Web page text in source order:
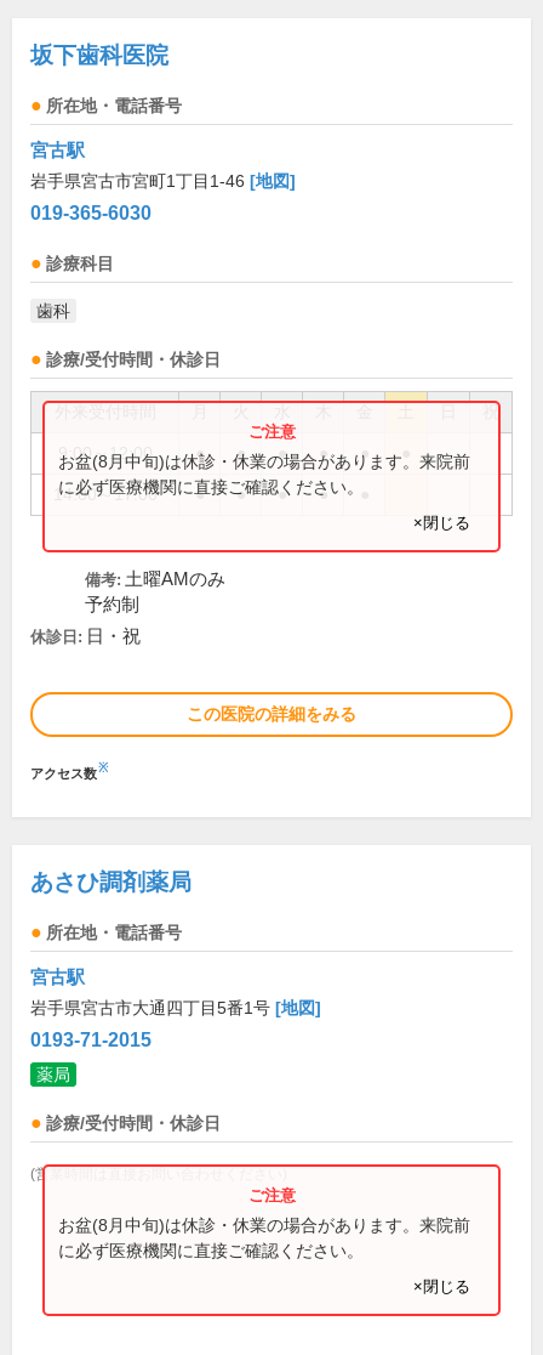
坂下歯科医院
所在地・電話番号
宮古駅
岩手県宮古市宮町1丁目1-46 [地図]
019-365-6030
診療科目
歯科
診療/受付時間・休診日
祝
9:00～12:00 ● ● ● ● ●
14:00～17:00 ● ● ● ●
お盆(8月中旬)は休診・休業の場合があります。来院前
に必ず医療機関に直接ご確認ください。
×閉じる
備考: 土曜AMのみ
予約制
休診日: 日・祝
この医院の詳細をみる
アクセス数※
あさひ調剤薬局
所在地・電話番号
宮古駅
岩手県宮古市大通四丁目5番1号 [地図]
0193-71-2015
薬局
診療/受付時間・休診日
(営業時間は直接お問い合わせください)
お盆(8月中旬)は休診・休業の場合があります。来院前
に必ず医療機関に直接ご確認ください。
×閉じる